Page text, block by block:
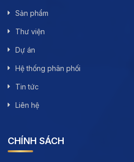
Sản phẩm
Thư viện
Dự án
Hệ thống phân phối
Tin tức
Liên hệ
CHÍNH SÁCH